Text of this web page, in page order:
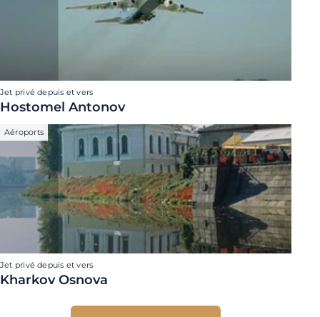
Jet privé depuis et vers
Hostomel Antonov
Aéroports
Jet privé depuis et vers
Kharkov Osnova